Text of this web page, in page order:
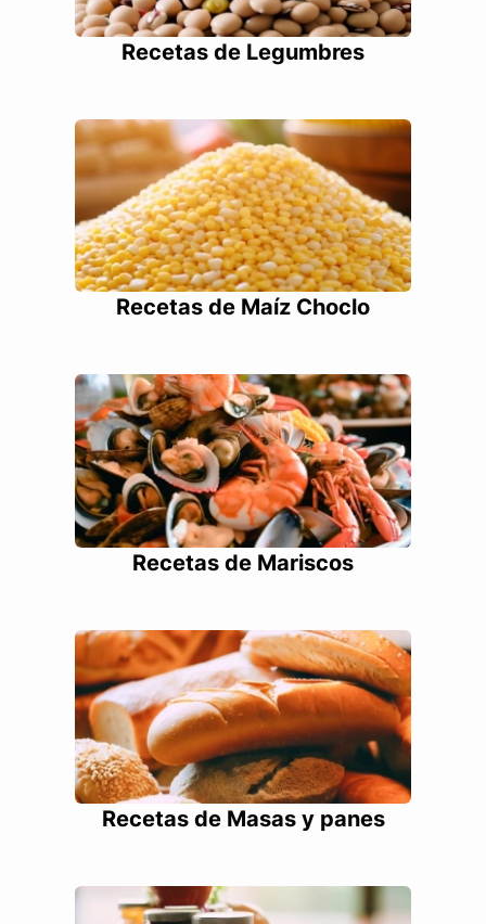
Recetas de Legumbres
Recetas de Maíz Choclo
Recetas de Mariscos
Recetas de Masas y panes